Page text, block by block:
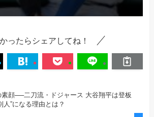
ったらシェアしてね！
素顔──二刀流・ドジャース 大谷翔平は登板
人”になる理由とは？